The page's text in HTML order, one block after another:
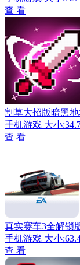
查 看
割草大招版暗黑
手机游戏 大小
查 看
真实赛车3全解锁
手机游戏 大小
查 看